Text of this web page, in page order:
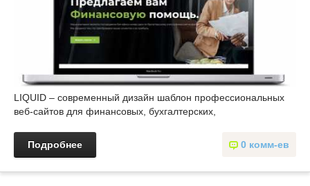
LIQUID – современный дизайн шаблон профессиональных
веб-сайтов для финансовых, бухгалтерских,
0 комм-ев
Подробнее